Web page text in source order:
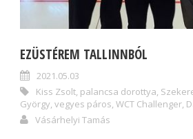
EZÜSTÉREM TALLINNBÓL
2021.05.03
Kiss Zsolt, palancsa dorottya,
György, vegyes páros, WCT Challenger,
Vásárhelyi Tamás